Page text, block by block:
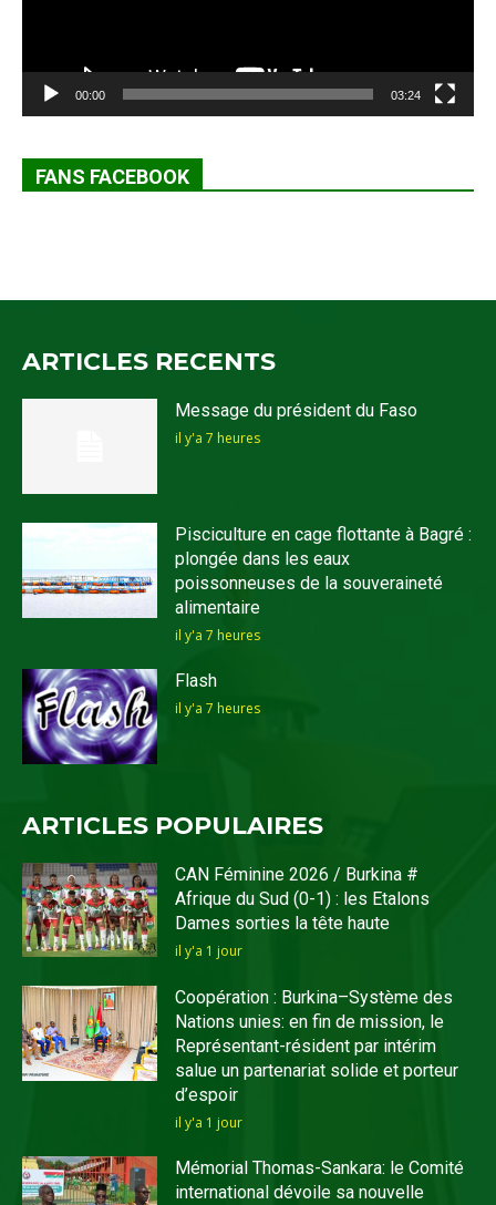
00:00 03:24
FANS FACEBOOK
ARTICLES RECENTS
Message du président du Faso
il y'a 7 heures
Pisciculture en cage flottante à Bagré :
plongée dans les eaux
poissonneuses de la souveraineté
alimentaire
il y'a 7 heures
Flash
il y'a 7 heures
ARTICLES POPULAIRES
CAN Féminine 2026 / Burkina #
Afrique du Sud (0-1) : les Etalons
Dames sorties la tête haute
il y'a 1 jour
Coopération : Burkina–Système des
Nations unies: en fin de mission, le
Représentant-résident par intérim
salue un partenariat solide et porteur
d’espoir
il y'a 1 jour
Mémorial Thomas-Sankara: le Comité
international dévoile sa nouvelle